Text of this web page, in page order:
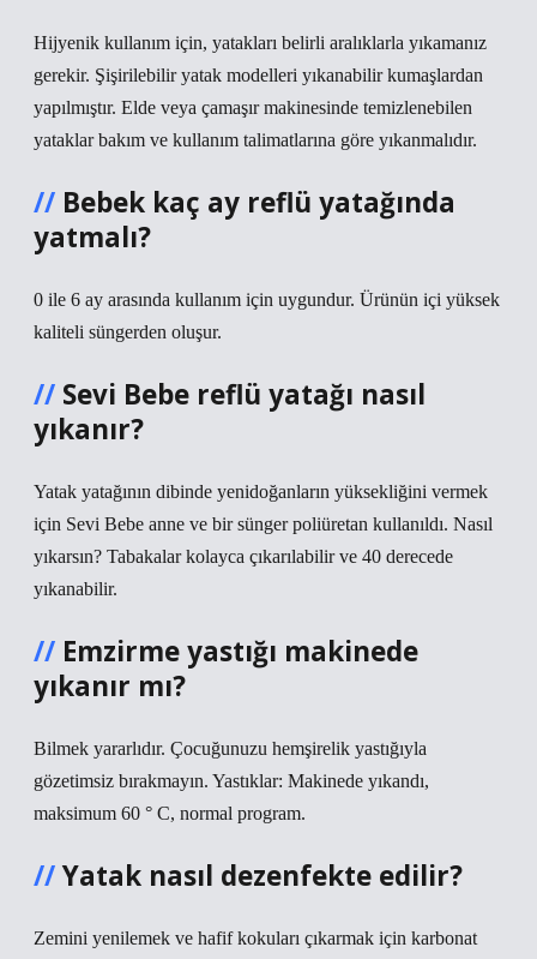
Hijyenik kullanım için, yatakları belirli aralıklarla yıkamanız
gerekir. Şişirilebilir yatak modelleri yıkanabilir kumaşlardan
yapılmıştır. Elde veya çamaşır makinesinde temizlenebilen
yataklar bakım ve kullanım talimatlarına göre yıkanmalıdır.
Bebek kaç ay reflü yatağında
yatmalı?
0 ile 6 ay arasında kullanım için uygundur. Ürünün içi yüksek
kaliteli süngerden oluşur.
Sevi Bebe reflü yatağı nasıl
yıkanır?
Yatak yatağının dibinde yenidoğanların yüksekliğini vermek
için Sevi Bebe anne ve bir sünger poliüretan kullanıldı. Nasıl
yıkarsın? Tabakalar kolayca çıkarılabilir ve 40 derecede
yıkanabilir.
Emzirme yastığı makinede
yıkanır mı?
Bilmek yararlıdır. Çocuğunuzu hemşirelik yastığıyla
gözetimsiz bırakmayın. Yastıklar: Makinede yıkandı,
maksimum 60 ° C, normal program.
Yatak nasıl dezenfekte edilir?
Zemini yenilemek ve hafif kokuları çıkarmak için karbonat